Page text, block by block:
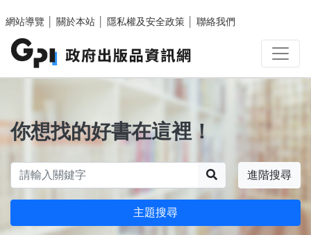
網站導覽
關於本站 隱私權及安全政策 聯絡我們
你想找的好書在這裡！
進階搜尋
主題搜尋